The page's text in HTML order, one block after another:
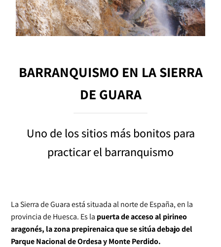
BARRANQUISMO EN LA SIERRA
DE GUARA
Uno de los sitios más bonitos para
practicar el barranquismo
La Sierra de Guara está situada al norte de España, en la
provincia de Huesca. Es la puerta de acceso al pirineo
aragonés, la zona prepirenaica que se sitúa debajo del
Parque Nacional de Ordesa y Monte Perdido.